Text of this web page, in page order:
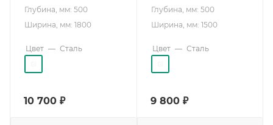
Глубина, мм: 500
Ширина, мм: 1800
Цвет — Сталь
10 700 ₽
Глубина, мм: 500
Ширина, мм: 1500
Цвет — Сталь
9 800₽